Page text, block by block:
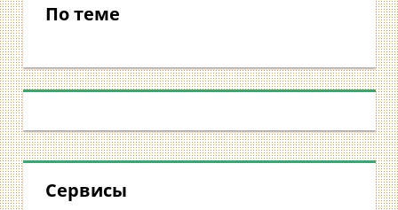
записям
По теме
Сервисы